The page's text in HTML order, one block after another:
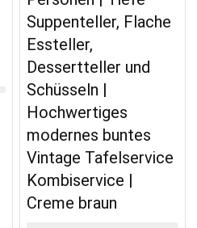
Suppenteller, Flache
Essteller,
Dessertteller und
Schüsseln |
Hochwertiges
modernes buntes
Vintage Tafelservice
Kombiservice |
Creme braun